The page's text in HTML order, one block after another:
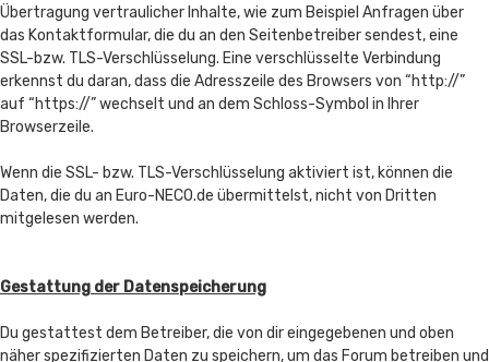
Übertragung vertraulicher Inhalte, wie zum Beispiel Anfragen über
das Kontaktformular, die du an den Seitenbetreiber sendest, eine
SSL-bzw. TLS-Verschlüsselung. Eine verschlüsselte Verbindung
erkennst du daran, dass die Adresszeile des Browsers von “http://”
auf “https://” wechselt und an dem Schloss-Symbol in Ihrer
Browserzeile.
Wenn die SSL- bzw. TLS-Verschlüsselung aktiviert ist, können die
Daten, die du an Euro-NECO.de übermittelst, nicht von Dritten
mitgelesen werden.
Gestattung der Datenspeicherung
Du gestattest dem Betreiber, die von dir eingegebenen und oben
näher spezifizierten Daten zu speichern, um das Forum betreiben und